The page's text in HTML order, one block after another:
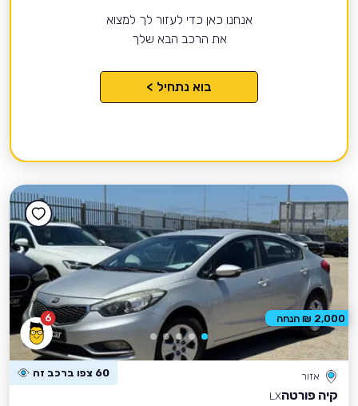
אנחנו כאן כדי לעזור לך למצוא
את הרכב הבא שלך
בוא נתחיל >
6
אזור 60 צפו ברכב זה
קיה פורטהLX
2,000 ₪ הנחה